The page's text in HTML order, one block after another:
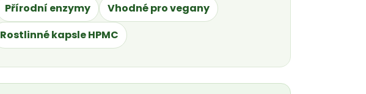
Přírodní enzymy
Vhodné pro vegany
Rostlinné kapsle HPMC